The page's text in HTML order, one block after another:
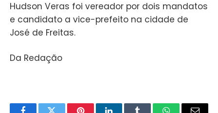
Hudson Veras foi vereador por dois mandatos
e candidato a vice-prefeito na cidade de
José de Freitas.
Da Redação